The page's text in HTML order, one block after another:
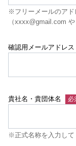
※フリーメールのアド
（xxxx@gmail.com
確認用メールアドレス
貴社名・貴団体名
※正式名称を入力して